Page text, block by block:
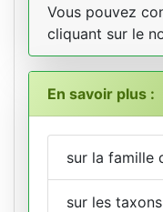
Vous pouvez
cliquant sur le
En savoir plus :
sur la famille
sur les